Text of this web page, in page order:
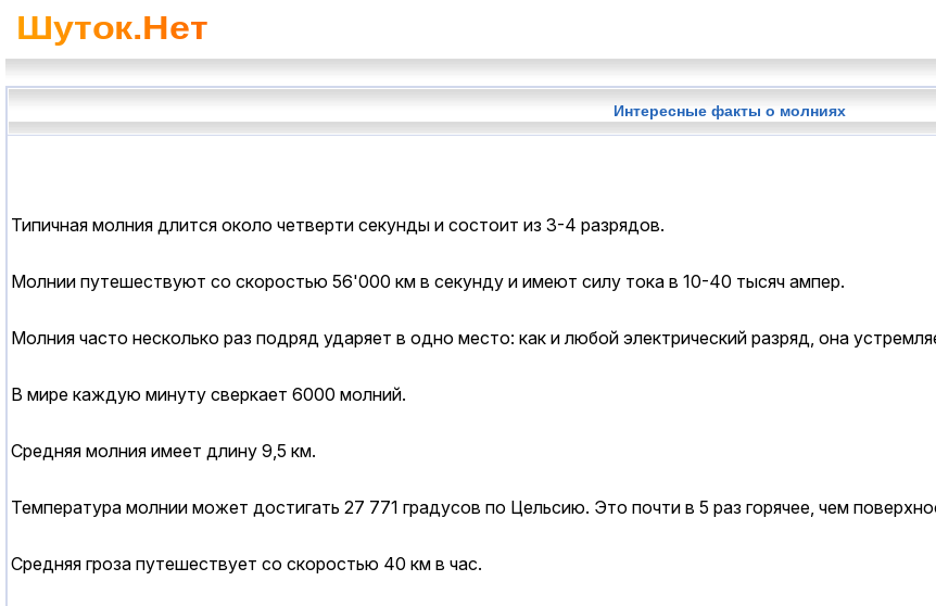
Интересные факты о молниях
Типичная молния длится около четверти секунды и состоит из 3-4 разрядов.
Молнии путешествуют со скоростью 56'000 км в секунду и имеют силу тока в 10-40 тысяч ампер.
Молния часто несколько раз подряд ударяет в одно место: как и любой электрический разряд, она
В мире каждую минуту сверкает 6000 молний.
Средняя молния имеет длину 9,5 км.
Температура молнии может достигать 27 771 градусов по Цельсию. Это почти в 5 раз горячее, чем
Средняя гроза путешествует со скоростью 40 км в час.